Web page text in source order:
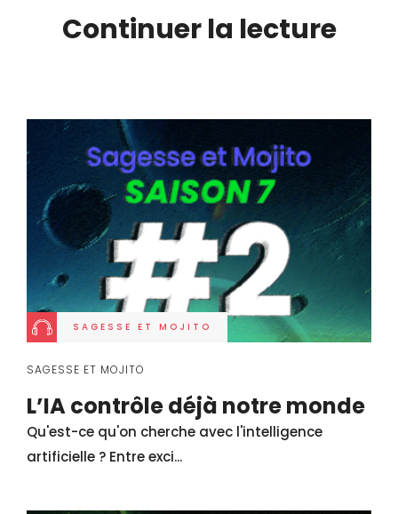
Continuer la lecture
SAGESSE ET MOJITO
SAGESSE ET MOJITO
L’IA contrôle déjà notre monde
Qu'est-ce qu'on cherche avec l'intelligence
artificielle ? Entre exci...